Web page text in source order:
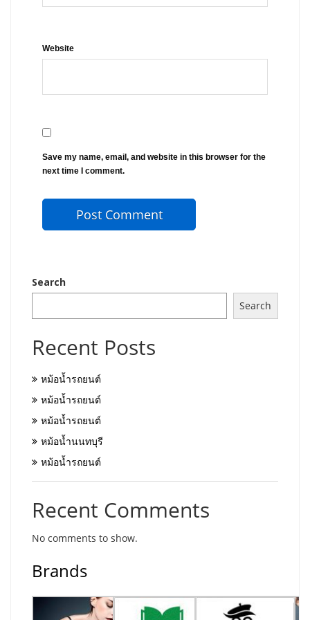
Website
Save my name, email, and website in this browser for the
next time I comment.
Search
Search
Recent Posts
หม้อน้ำรถยนต์
หม้อน้ำรถยนต์
หม้อน้ำรถยนต์
หม้อน้ำนนทบุรี
หม้อน้ำรถยนต์
Recent Comments
No comments to show.
Brands